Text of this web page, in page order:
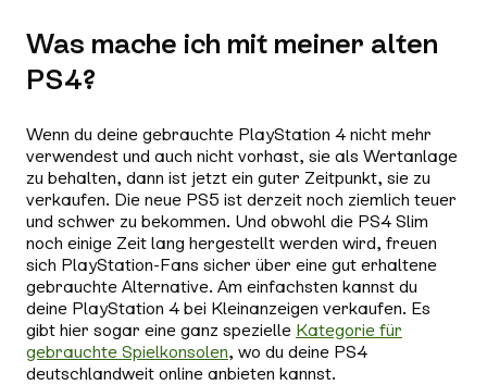
Was mache ich mit meiner alten
PS4?
Wenn du deine gebrauchte PlayStation 4 nicht mehr
verwendest und auch nicht vorhast, sie als Wertanlage
zu behalten, dann ist jetzt ein guter Zeitpunkt, sie zu
verkaufen. Die neue PS5 ist derzeit noch ziemlich teuer
und schwer zu bekommen. Und obwohl die PS4 Slim
noch einige Zeit lang hergestellt werden wird, freuen
sich PlayStation-Fans sicher über eine gut erhaltene
gebrauchte Alternative. Am einfachsten kannst du
deine PlayStation 4 bei Kleinanzeigen verkaufen. Es
gibt hier sogar eine ganz spezielle Kategorie für
gebrauchte Spielkonsolen, wo du deine PS4
deutschlandweit online anbieten kannst.